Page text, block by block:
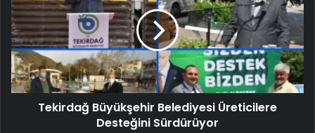
Tekirdağ Büyükşehir Belediyesi Üreticilere
Desteğini Sürdürüyor